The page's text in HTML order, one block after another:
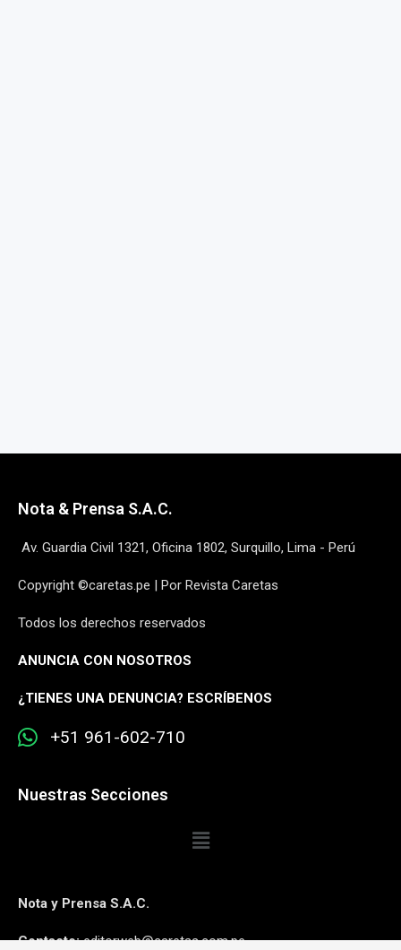
Nota & Prensa S.A.C.
Av. Guardia Civil 1321, Oficina 1802, Surquillo, Lima - Perú
Copyright ©caretas.pe | Por Revista Caretas
Todos los derechos reservados
ANUNCIA CON NOSOTROS
¿TIENES UNA DENUNCIA? ESCRÍBENOS
+51 961-602-710
Nuestras Secciones
Nota y Prensa S.A.C.
Contacto:editorweb@caretas.com.pe